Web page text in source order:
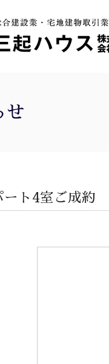
せ
ート4室ご成約